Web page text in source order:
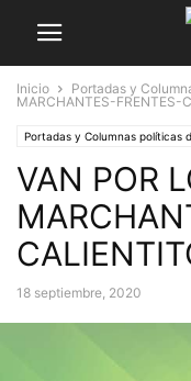
Inicio Portadas y
MARCHANTES-FRENTES-
Portadas y Columnas políticas
VAN POR
18 septiembre, 2020